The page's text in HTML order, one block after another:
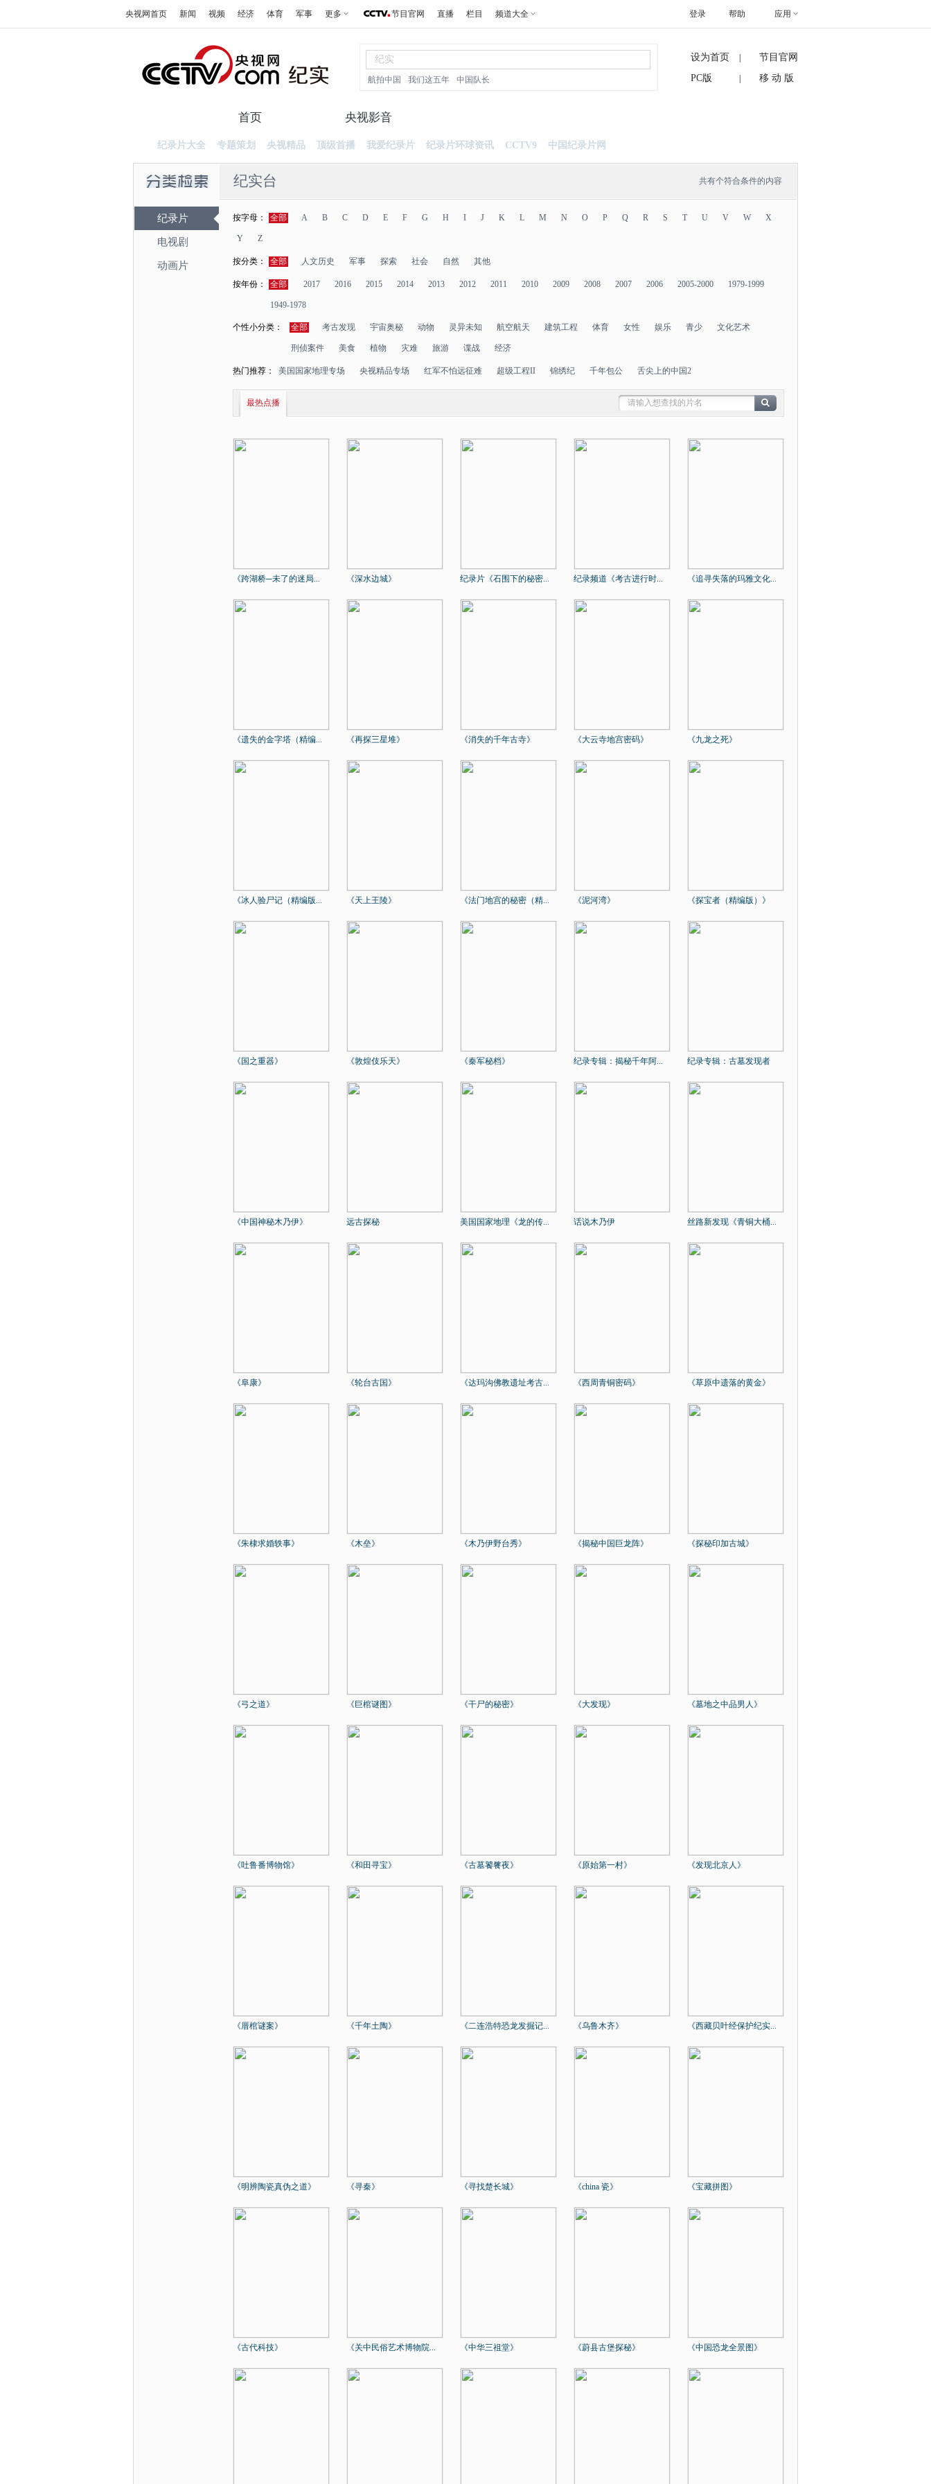
央视网首页 新闻 视频 经济 体育 军事 更多 节目官网 直播 栏目 频道大全 帮助 应用
登录
航拍中国 我们这五年 中国队长
设为首页
节目官网
PC版
移 动 版
首页
纪录片大全 专题策划 央视精品 顶级首播 我爱纪录片 纪录片环球资讯 CCTV9 中国纪录片网
央视影音
纪录片
电视剧
动画片
纪实台 共有个符合条件的内容
按字母： 全部 A B C D E F G H I J K L M N O P Q R S T U V W X
Y Z
按分类： 全部 人文历史 军事 探索 社会 自然 其他
按年份： 全部 2017 2016 2015 2014 2013 2012 2011 2010 2009 2008 2007 2006 2005-2000 1979-1999
1949-1978
个性小分类： 全部 考古发现 宇宙奥秘 动物 灵异未知 航空航天 建筑工程 体育 女性 娱乐 青少 文化艺术
刑侦案件 美食 植物 灾难 旅游 谍战 经济
热门推荐： 美国国家地理专场 央视精品专场 红军不怕远征难 超级工程II 锦绣纪 千年包公 舌尖上的中国2
最热点播
《跨湖桥─未了的迷局... 《深水边城》 纪录片《石围下的秘密... 纪录频道《考古进行时... 《追寻失落的玛雅文化...
《遗失的金字塔（精编... 《再探三星堆》 《消失的千年古寺》 《大云寺地宫密码》 《九龙之死》
《冰人验尸记（精编版... 《天上王陵》 《法门地宫的秘密（精... 《泥河湾》 《探宝者（精编版）》
《国之重器》 《敦煌伎乐天》 《秦军秘档》 纪录专辑：揭秘千年阿... 纪录专辑：古墓发现者
《中国神秘木乃伊》 远古探秘 美国国家地理《龙的传... 话说木乃伊 丝路新发现《青铜大桶...
《阜康》 《轮台古国》 《达玛沟佛教遗址考古... 《西周青铜密码》 《草原中遗落的黄金》
《朱棣求婚轶事》 《木垒》 《木乃伊野台秀》 《揭秘中国巨龙阵》 《探秘印加古城》
《弓之道》 《巨棺谜图》 《干尸的秘密》 《大发现》 《墓地之中品男人》
《吐鲁番博物馆》 《和田寻宝》 《古墓饕餮夜》 《原始第一村》 《发现北京人》
《厝棺谜案》 《千年土陶》 《二连浩特恐龙发掘记... 《乌鲁木齐》 《西藏贝叶经保护纪实...
《明辨陶瓷真伪之道》 《寻秦》 《寻找楚长城》 《china 瓷》 《宝藏拼图》
《古代科技》 《关中民俗艺术博物院... 《中华三祖堂》 《蔚县古堡探秘》 《中国恐龙全景图》